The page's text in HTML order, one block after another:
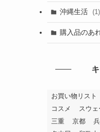
(2)
(2)
(29)
(4)
(2)
沖縄生活 (1)
購入品のあ
お買い物リスト
コスメ
スウ
三重
京都